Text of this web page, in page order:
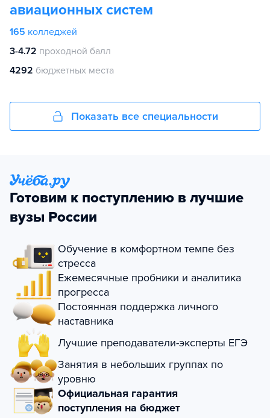
авиационных систем
165 колледжей
3-4.72 проходной балл
4292 бюджетных места
Показать все специальности
Готовим к поступлению в лучшие
вузы России
Обучение в комфортном темпе без
стресса
Ежемесячные пробники и аналитика
прогресса
Постоянная поддержка личного
наставника
Лучшие преподаватели-эксперты ЕГЭ
Занятия в небольших группах по
уровню
Официальная гарантия
поступления на бюджет